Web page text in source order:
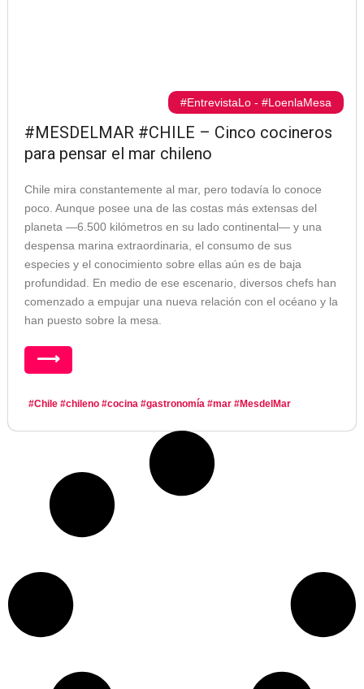
#EntrevistaLo - #LoenlaMesa
#MESDELMAR #CHILE – Cinco cocineros
para pensar el mar chileno
Chile mira constantemente al mar, pero todavía lo conoce
poco. Aunque posee una de las costas más extensas del
planeta —6.500 kilómetros en su lado continental— y una
despensa marina extraordinaria, el consumo de sus
especies y el conocimiento sobre ellas aún es de baja
profundidad. En medio de ese escenario, diversos chefs han
comenzado a empujar una nueva relación con el océano y la
han puesto sobre la mesa.
⟶
#Chile #chileno #cocina #gastronomía #mar #MesdelMar